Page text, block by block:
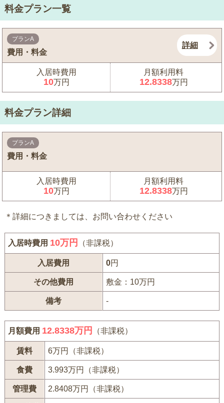
料金プラン一覧
プランA
費用・料金
詳細
入居時費用
10万円
月額利用料
12.8338万円
料金プラン詳細
プランA
費用・料金
入居時費用
10万円
月額利用料
12.8338万円
＊詳細につきましては、お問い合わせください
入居時費用 10万円 （非課税）
入居費用 0円
その他費用 敷金：10万円
備考 -
月額費用 12.8338万円 （非課税）
賃料 6万円（非課税）
食費 3.993万円（非課税）
管理費 2.8408万円（非課税）